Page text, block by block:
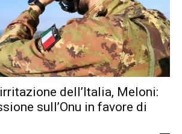
dell’Italia, Meloni:
sull’Onu in favore di